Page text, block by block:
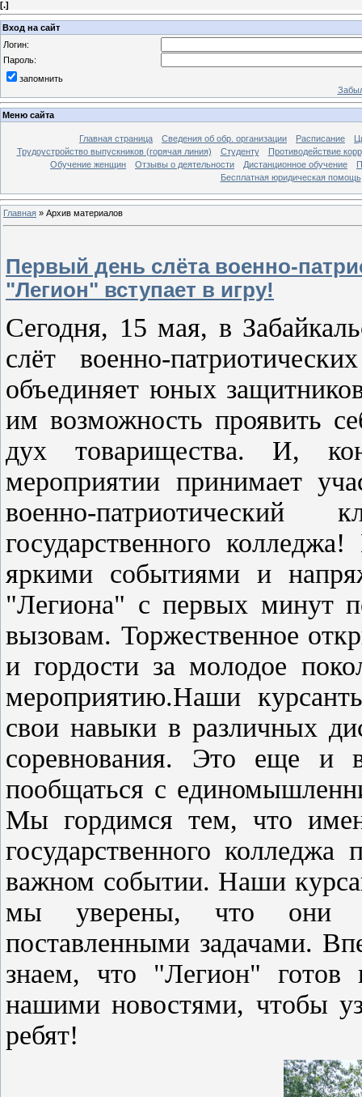
[.]
Вход на сайт
Логин:
Пароль:
запомнить
Меню сайта
Главная страница Сведения об обр. организации Расписание
Трудоустройство выпускников (горячая линия)
Студенту
Противодействие
Обучение женщин
Отзывы о деятельности Дистанционное обучение
Бесплатная юридическая помощь
Главная » Архив материалов
Первый день слёта военно-
"Легион" вступает в игру!
Сегодня, 15 мая, в
слёт военно-
объединяет юных
им возможность проявить
дух товарищества. И,
мероприятии принимает
военно-патриотический
государственного
яркими событиями и
"Легиона" с первых минут
вызовам. Торжественное
и гордости за молодое
мероприятию.Наши
свои навыки в различных
соревнования. Это еще и
пообщаться с
Мы гордимся тем, что
государственного
важном событии. Наши
мы уверены, что они
поставленными задачами.
знаем, что "Легион"
нашими новостями, чтобы
ребят!